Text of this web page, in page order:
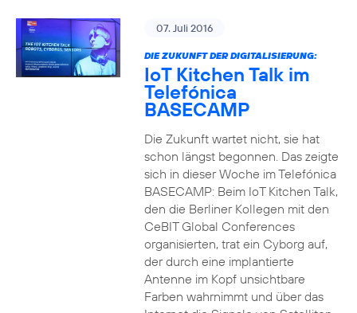
07. Juli 2016
DIE ZUKUNFT DER DIGITALISIERUNG:
IoT Kitchen Talk im
Telefónica
BASECAMP
Die Zukunft wartet nicht, sie hat
schon längst begonnen. Das zeigte
sich in dieser Woche im Telefónica
BASECAMP: Beim IoT Kitchen Talk,
den die Berliner Kollegen mit den
CeBIT Global Conferences
organisierten, trat ein Cyborg auf,
der durch eine implantierte
Antenne im Kopf unsichtbare
Farben wahrnimmt und über das